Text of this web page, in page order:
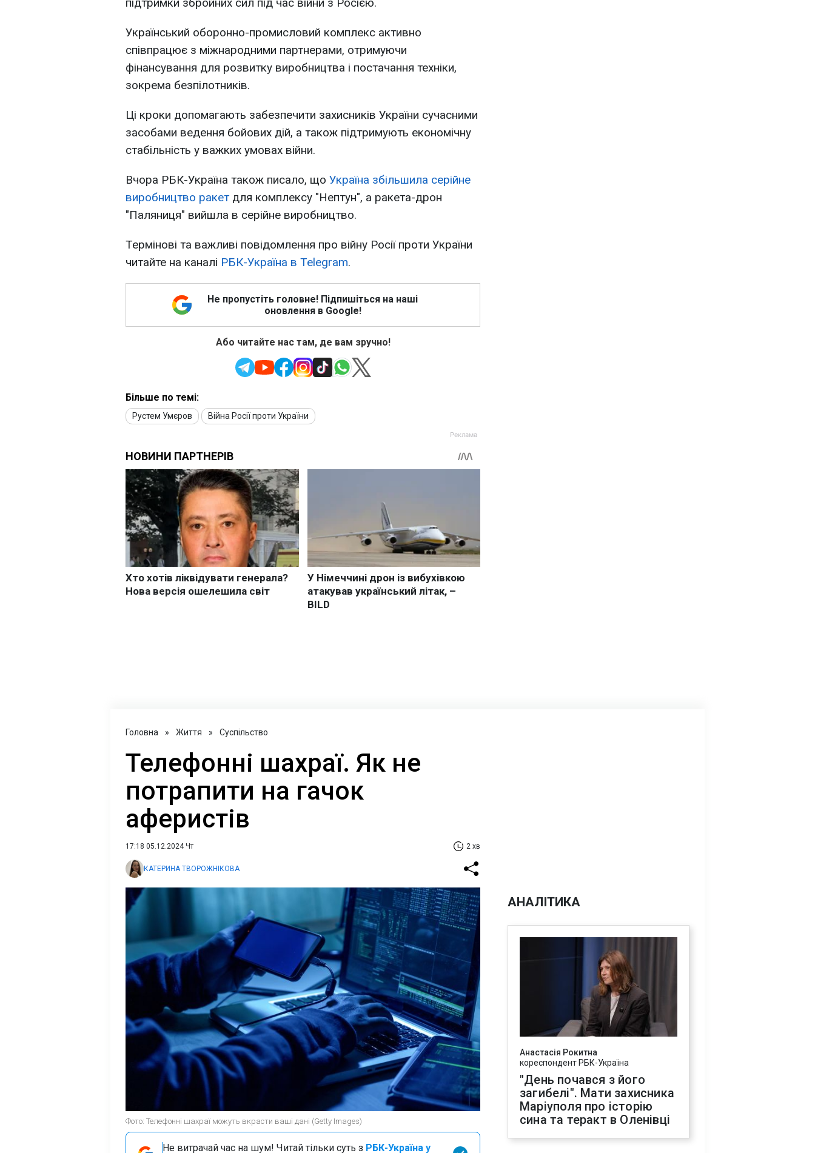
Український оборонно-промисловий комплекс активно
співпрацює з міжнародними партнерами, отримуючи
фінансування для розвитку виробництва і постачання техніки,
зокрема безпілотників.
Ці кроки допомагають забезпечити захисників України сучасними
засобами ведення бойових дій, а також підтримують економічну
стабільність у важких умовах війни.
Вчора РБК-Україна також писало, що Україна збільшила серійне
виробництво ракет для комплексу "Нептун", а ракета-дрон
"Паляниця" вийшла в серійне виробництво.
Термінові та важливі повідомлення про війну Росії проти України
читайте на каналі РБК-Україна в Telegram.
Не пропустіть головне! Підпишіться на наші
оновлення в Google!
Або читайте нас там, де вам зручно!
Більше по темі:
Рустем Умєров Війна Росії проти України
Головна » Життя » Суспільство
Телефонні шахраї. Як не
потрапити на гачок
аферистів
17:18 05.12.2024 Чт 2 хв
КАТЕРИНА ТВОРОЖНІКОВА
Фото: Телефонні шахраї можуть вкрасти ваші дані (Getty Images)
Не витрачай час на шум! Читай тільки суть з РБК-Україна у
АНАЛІТИКА
Анастасія Рокитна
кореспондент РБК-Україна
"День почався з його
загибелі". Мати захисника
Маріуполя про історію
сина та теракт в Оленівці